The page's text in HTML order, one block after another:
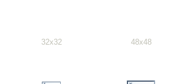
32x32 48x48